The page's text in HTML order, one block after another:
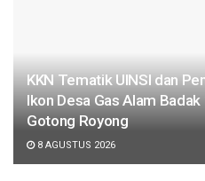
KKN Tematik UINSI dan
Ikon Desa Gas Alam Badak
Gotong Royong
8 AGUSTUS 2026